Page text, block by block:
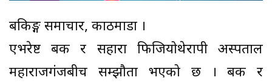
बैंकिङ्ग समाचार, काठमाडौं ।
एभरेष्ट बैंक र सहारा फिजियोथेरापी अस्पताल
महाराजगंजबीच सम्झौता भएको छ । बैंक र